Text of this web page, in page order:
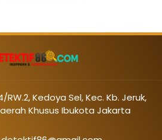
RW.2, Kedoya Sel, Kec. Kb. Jeruk,
Khusus Ibukota Jakarta